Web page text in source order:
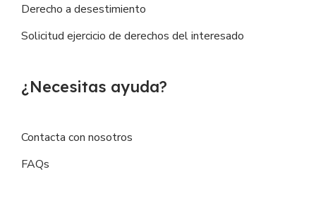
Derecho a desestimiento
Solicitud ejercicio de derechos del interesado
¿Necesitas ayuda?
Contacta con nosotros
FAQs